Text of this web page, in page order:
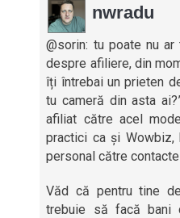
nwradu
@sorin: tu poate nu
despre afiliere, din
îți întrebai un prieten
tu cameră din asta
afiliat către acel
practici ca și
personal către
Văd că pentru tine
trebuie să facă bani